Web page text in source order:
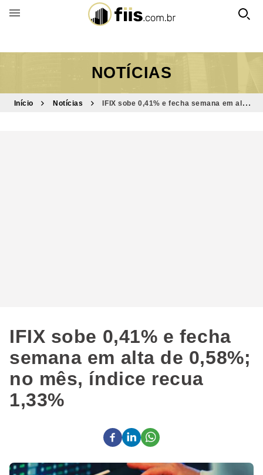
BUSCAR POR FUNDO
NOTÍCIAS
Início Notícias
IFIX sobe 0,41% e fecha semana em alta
IFIX sobe 0,41% e fecha
semana em alta de 0,58%;
no mês, índice recua
1,33%